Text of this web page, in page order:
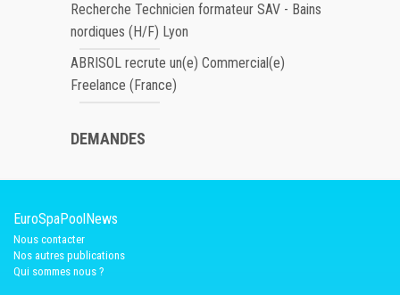
Recherche Technicien formateur SAV - Bains
nordiques (H/F) Lyon
ABRISOL recrute un(e) Commercial(e)
Freelance (France)
DEMANDES
EuroSpaPoolNews
Nous contacter
Nos autres publications
Qui sommes nous ?